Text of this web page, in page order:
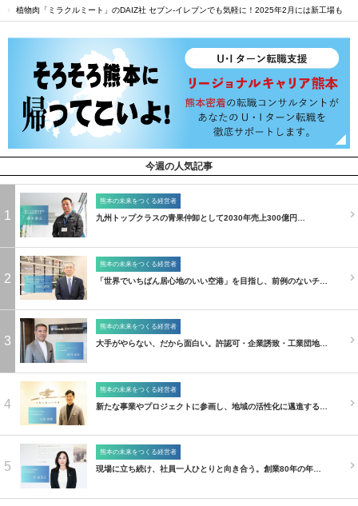
植物肉「ミラクルミート」のDAIZ社 セブン‐イレブンでも気軽に！2025年2月には新工場も
今週の人気記事
1
熊本の未来をつくる経営者
九州トップクラスの青果仲卸として2030年売上300億円…
2
熊本の未来をつくる経営者
「世界でいちばん居心地のいい空港」を目指し、前例のないチ…
3
熊本の未来をつくる経営者
大手がやらない、だから面白い。許認可・企業誘致・工業団地…
4
熊本の未来をつくる経営者
新たな事業やプロジェクトに参画し、地域の活性化に邁進する…
5
熊本の未来をつくる経営者
現場に立ち続け、社員一人ひとりと向き合う。創業80年の年…